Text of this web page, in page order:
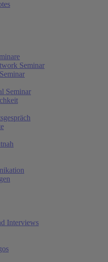
Seminar
Seminar
Interviews